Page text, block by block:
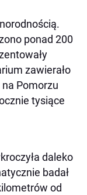
ponad 200
zawierało
Pomorzu
tysiące
daleko
badał
od